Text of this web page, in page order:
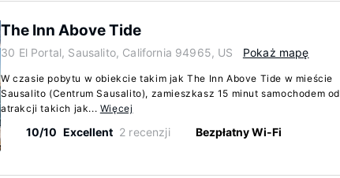
The Inn Above Tide
30 El Portal, Sausalito, California 94965, US Pokaż mapę
W czasie pobytu w obiekcie takim jak The Inn Above Tide w mieście
Sausalito (Centrum Sausalito), zamieszkasz 15 minut samochodem od
atrakcji takich jak... Więcej
10/10 Excellent 2 recenzji Bezpłatny Wi-Fi